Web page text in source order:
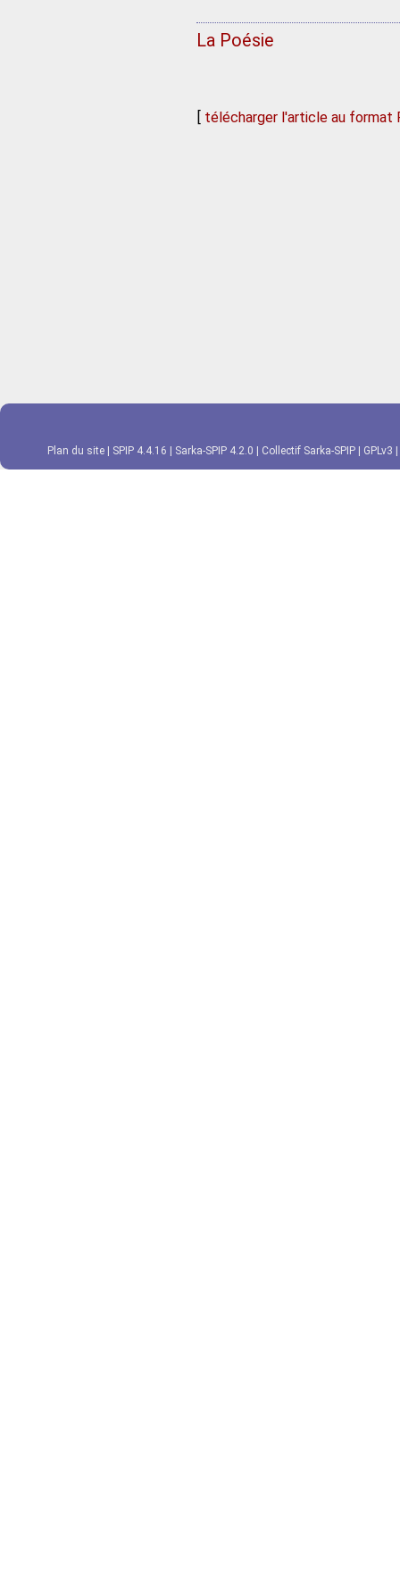
La Poésie
[ télécharger l'article au format
Plan du site SPIP 4.4.16 Sarka-SPIP 4.2.0 Collectif Sarka-SPIP GPLv3